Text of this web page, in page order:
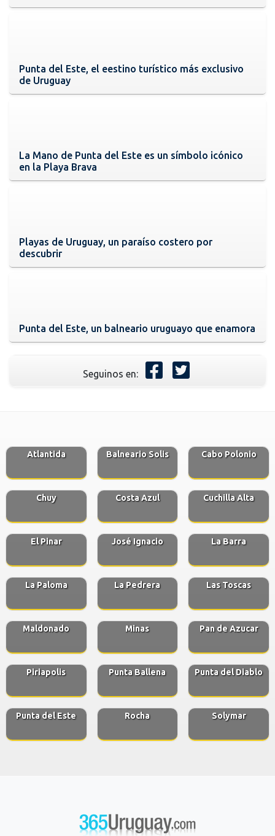
Punta del Este, el eestino turístico más exclusivo
de Uruguay
La Mano de Punta del Este es un símbolo icónico
en la Playa Brava
Playas de Uruguay, un paraíso costero por
descubrir
Punta del Este, un balneario uruguayo que enamora
Seguinos en:
Atlantida Balneario Solis Cabo Polonio
Chuy Costa Azul Cuchilla Alta
El Pinar José Ignacio La Barra
La Paloma La Pedrera Las Toscas
Maldonado Minas Pan de Azucar
Piriapolis Punta Ballena Punta del Diablo
Punta del Este Rocha Solymar